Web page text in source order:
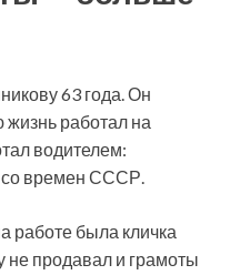
63 года. Он
работал на
водителем:
со времен СССР.
работе была кличка
не продавал и грамоты